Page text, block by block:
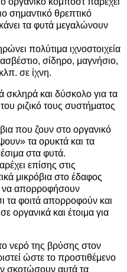
σημαντικό θρεπτικό
τα φυτά μεγαλώνουν
πολύτιμα ιχνοστοιχεία
σίδηρο, μαγνήσιο,
σε ίχνη.
σκληρά και δύσκολο για τα
ριζικό τους συστήματος
που ζουν στο οργανικό
τα ορυκτά και τα
στα φυτά.
επίσης στις
μικρόβια στο έδαφος
να απορροφήσουν
τα φοιτά απορροφούν και
οργανικά και έτοιμα για
νερό της βρύσης στον
ώστε το προστιθέμενο
σκοτώσουν αυτά τα